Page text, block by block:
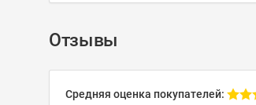
Отзывы
Средняя оценка покупателей: